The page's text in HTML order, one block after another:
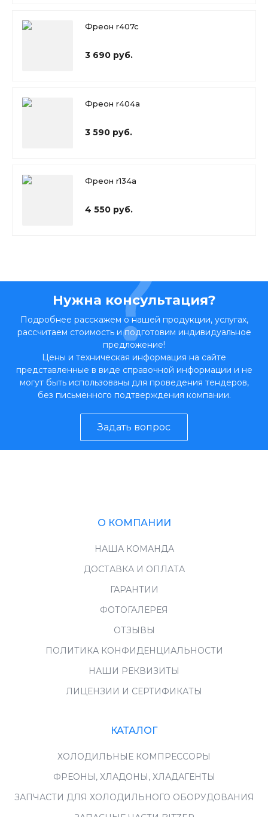
Фреон r407c
3 690 руб.
Фреон r404a
3 590 руб.
Фреон r134a
4 550 руб.
Нужна консультация?
Подробнее расскажем о нашей продукции, услугах,
рассчитаем стоимость и подготовим индивидуальное
предложение!
Цены и техническая информация на сайте
представленные в виде справочной информации и не
могут быть использованы для проведения тендеров,
без письменного подтверждения компании.
Задать вопрос
О КОМПАНИИ
НАША КОМАНДА
ДОСТАВКА И ОПЛАТА
ГАРАНТИИ
ФОТОГАЛЕРЕЯ
ОТЗЫВЫ
ПОЛИТИКА КОНФИДЕНЦИАЛЬНОСТИ
НАШИ РЕКВИЗИТЫ
ЛИЦЕНЗИИ И СЕРТИФИКАТЫ
КАТАЛОГ
ХОЛОДИЛЬНЫЕ КОМПРЕССОРЫ
ФРЕОНЫ, ХЛАДОНЫ, ХЛАДАГЕНТЫ
ЗАПЧАСТИ ДЛЯ ХОЛОДИЛЬНОГО ОБОРУДОВАНИЯ